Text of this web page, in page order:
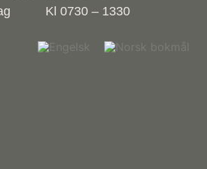
Kl 0730 – 1330